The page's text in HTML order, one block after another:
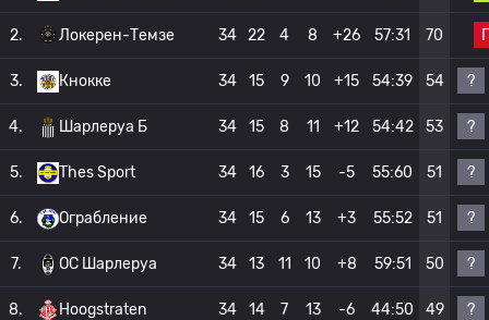
2. Локерен-Темзе 34 22 4 8 +26 57:31 70
3. Кнокке 34 15 9 10 +15 54:39 54 ?
4. Шарлеруа Б 34 15 8 11 +12 54:42 53 ?
5. Thes Sport 34 16 3 15 -5 55:60 51 ?
6. Ограбление 34 15 6 13 +3 55:52 51 ?
7. OC Шарлеруа 34 13 11 10 +8 59:51 50 ?
8. Hoogstraten 34 14 7 13 -6 44:50 49 ?